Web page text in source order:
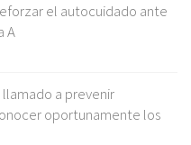
el autocuidado ante
A
a prevenir
oportunamente los